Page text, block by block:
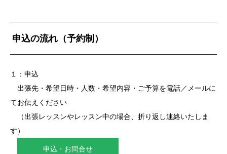
申込の流れ（予約制）
１：申込
出張先・希望日時・人数・希望内容・ご予算を電話／メールに
てお伝えください
（出張レッスンやレッスン中の場合、折り返し連絡いたしま
す）
申込・お問合せ